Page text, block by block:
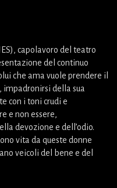
capolavoro del teatro
del continuo
che ama vuole prendere il
impadronirsi della sua
con i toni crudi e
e non essere,
devozione e dell’odio.
vita da queste donne
veicoli del bene e del